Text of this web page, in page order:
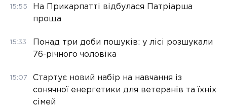
15:55
На Прикарпатті відбулася Патріарша
проща
15:33
Понад три доби пошуків: у лісі розшукали
76-річного чоловіка
15:07
Стартує новий набір на навчання із
сонячної енергетики для ветеранів та їхніх
сімей